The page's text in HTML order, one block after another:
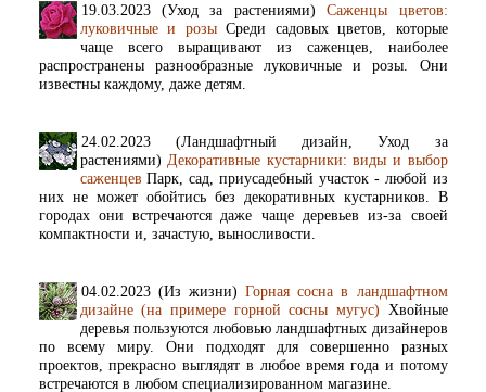
19.03.2023 (Уход за растениями)Саженцы цветов:
луковичные и розыСреди садовых цветов, которые
чаще всего выращивают из саженцев, наиболее
распространены разнообразные луковичные и розы. Они
известны каждому, даже детям.
24.02.2023 (Ландшафтный дизайн, Уход за
растениями)Декоративные кустарники: виды и выбор
саженцев Парк, сад, приусадебный участок - любой из
них не может обойтись без декоративных кустарников. В
городах они встречаются даже чаще деревьев из-за своей
компактности и, зачастую, выносливости.
04.02.2023 (Из жизни) Горная сосна в ландшафтном
дизайне (на примере горной сосны мугус) Хвойные
деревья пользуются любовью ландшафтных дизайнеров
по всему миру. Они подходят для совершенно разных
проектов, прекрасно выглядят в любое время года и потому
встречаются в любом специализированном магазине.